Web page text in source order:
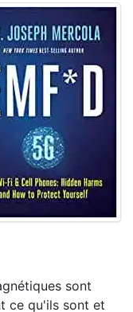
sont
ce qu'ils sont et